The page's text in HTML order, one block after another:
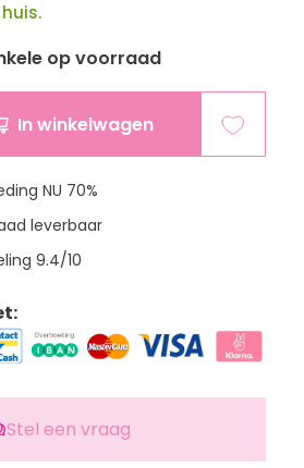
op voorraad
In winkelwagen
NU 70%
leverbaar
9.4/10
Stel een vraag